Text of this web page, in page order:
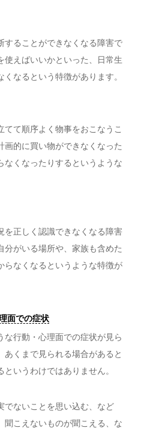
することができなくなる障害で
使えばいいかといった、日常生
なるという特徴があります。
て順序よく物事をおこなうこ
画的に買い物ができなくなった
なくなったりするというような
を正しく認識できなくなる障害
分がいる場所や、家族も含めた
らなくなるというような特徴が
面での症状
行動・心理面での症状が見ら
くまで見られる場合があると
いうわけではありません。
でないことを思い込む、など
聞こえないものが聞こえる、な